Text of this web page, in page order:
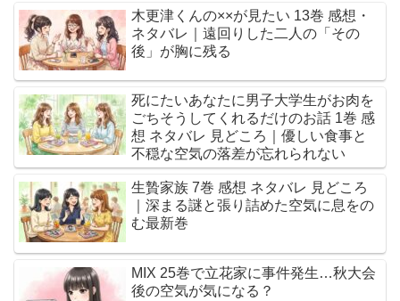
木更津くんの××が見たい 13巻 感想・
ネタバレ｜遠回りした二人の「その
後」が胸に残る
死にたいあなたに男子大学生がお肉を
ごちそうしてくれるだけのお話 1巻 感
想 ネタバレ 見どころ｜優しい食事と
不穏な空気の落差が忘れられない
生贄家族 7巻 感想 ネタバレ 見どころ
｜深まる謎と張り詰めた空気に息をの
む最新巻
MIX 25巻で立花家に事件発生…秋大会
後の空気が気になる？